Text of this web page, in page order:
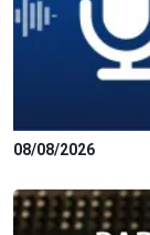
08/08/2026